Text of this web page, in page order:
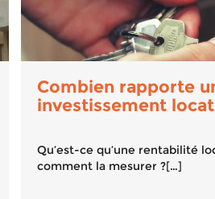
Combien rapporte
investissement
Qu’est-ce qu’une rentabilité
comment la mesurer ?[…]